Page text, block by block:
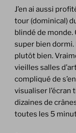
J’en ai aussi
tour (dominical)
blindé de monde.
super bien dormi.
plutôt bien.
vieilles salles
compliqué de
visualiser
dizaines de
toutes les 5